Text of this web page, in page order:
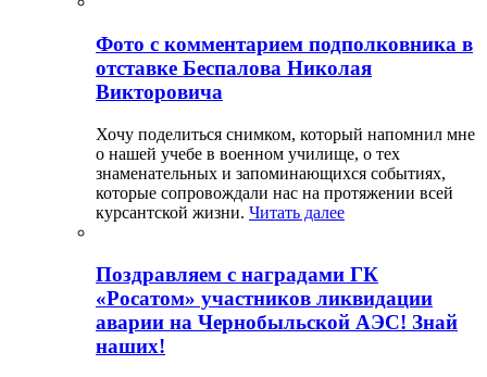
Фото с комментарием подполковника в
отставке Беспалова Николая
Викторовича
Хочу поделиться снимком, который напомнил мне
о нашей учебе в военном училище, о тех
знаменательных и запоминающихся событиях,
которые сопровождали нас на протяжении всей
курсантской жизни. Читать далее
Поздравляем с наградами ГК
«Росатом» участников ликвидации
аварии на Чернобыльской АЭС! Знай
наших!